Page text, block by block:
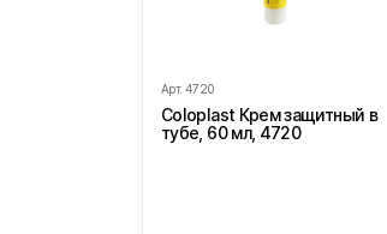
Арт. 4720
Coloplast Крем защитный в
тубе, 60 мл, 4720